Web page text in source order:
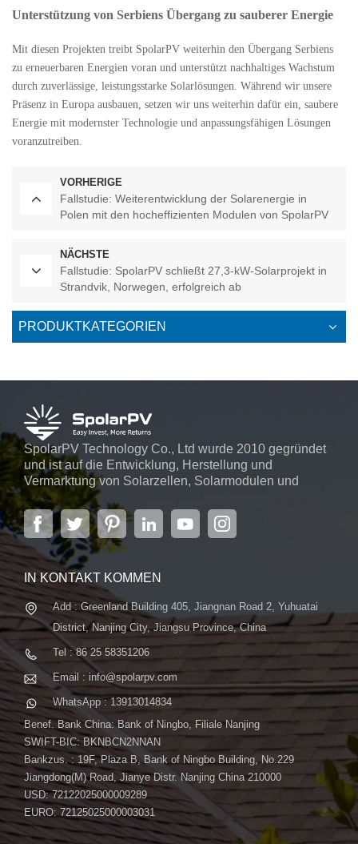
Unterstützung von Serbiens Übergang zu sauberer Energie
Mit diesen Projekten treibt SpolarPV weiterhin den Übergang Serbiens
zu erneuerbaren Energien voran und unterstützt nachhaltiges Wachstum
durch zuverlässige, leistungsstarke Solarlösungen. Während wir unsere
Präsenz in Europa ausbauen, setzen wir uns weiterhin dafür ein, saubere
Energie mit modernster Technologie und anpassungsfähigen Lösungen
voranzutreiben.
VORHERIGE
Fallstudie: Weiterentwicklung der Solarenergie in
Polen mit den hocheffizienten Modulen von SpolarPV
NÄCHSTE
Fallstudie: SpolarPV schließt 27,3-kW-Solarprojekt in
Strandvik, Norwegen, erfolgreich ab
PRODUKTKATEGORIEN
SpolarPV Technology Co., Ltd wurde 2010 gegründet
und ist auf die Entwicklung, Herstellung und
Vermarktung von Solarzellen, Solarmodulen und
Solarstromsystemen spezialisiert. Das Unternehmen
mit Sitz in der Hauptstadt der Provinz Jiangsu,
Nanjing, erstreckt sich über 6.000 m² und verfügt über
fortschrittliche automatische ...
IN KONTAKT KOMMEN
Add : Greenland Building 405, Jiangnan Road 2, Yuhuatai
District, Nanjing City, Jiangsu Province, China
Tel : 86 25 58351206
Email : info@spolarpv.com
WhatsApp : 13913014834
Benef. Bank China: Bank of Ningbo, Filiale Nanjing
SWIFT-BIC: BKNBCN2NNAN
Bankzus. : 19F, Plaza B, Bank of Ningbo Building, No.229
Jiangdong(M) Road, Jianye Distr. Nanjing China 210000
USD: 72122025000009289
EURO: 72125025000003031